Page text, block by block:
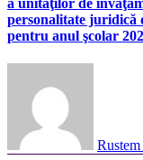
personalitate juridică
pentru anul şcolar